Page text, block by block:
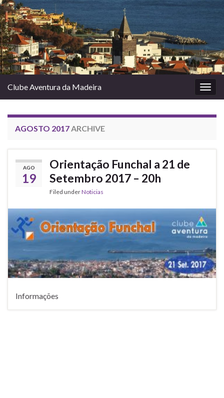
Clube Aventura da Madeira
AGOSTO 2017ARCHIVE
AGO
19
Orientação Funchal a 21 de
Setembro 2017 – 20h
Filed underNoticias
Informações